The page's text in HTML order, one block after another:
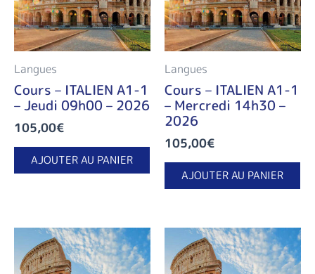
Langues
Cours – ITALIEN A1-1
– Jeudi 09h00 – 2026
105,00€
AJOUTER AU PANIER
Langues
Cours – ITALIEN A1-1
– Mercredi 14h30 –
2026
105,00€
AJOUTER AU PANIER